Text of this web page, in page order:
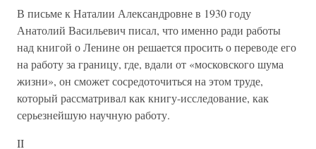
В письме к Наталии Александровне в 1930 году
Анатолий Васильевич писал, что именно ради работы
над книгой о Ленине он решается просить о переводе его
на работу за границу, где, вдали от «московского шума
жизни», он сможет сосредоточиться на этом труде,
который рассматривал как книгу-исследование, как
серьезнейшую научную работу.
II